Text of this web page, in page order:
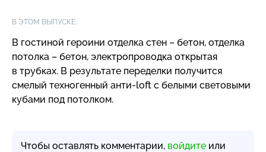
В ЭТОМ ВЫПУСКЕ:
В гостиной героини отделка стен – бетон, отделка
потолка – бетон, электропроводка открытая
в трубках. В результате переделки получится
смелый техногенный анти-loft с белыми световыми
кубами под потолком.
Чтобы оставлять комментарии, войдите или